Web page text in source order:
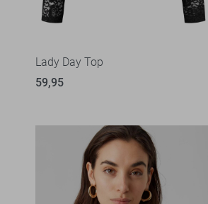
Lady Day Top
59,95